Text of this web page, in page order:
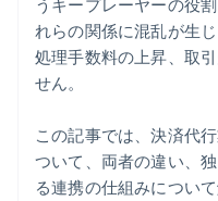
うキープレーヤーの役
れらの関係に混乱が生
処理手数料の上昇、取
せん。
この記事では、決済代
ついて、両者の違い、
る連携の仕組みについ